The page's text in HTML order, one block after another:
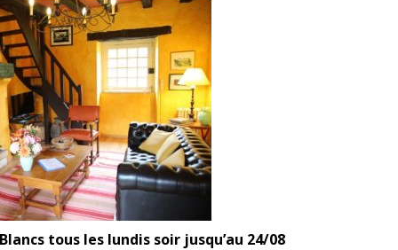
24590 Salignac-Eyvigues
Dordogne – Périgord
Téléphone : 05.53.28.99.71
Email : contact@eyrignac.com
ESPACE PRESSE
Dossier de presse
tous les lundis soir jusqu’au 24/08